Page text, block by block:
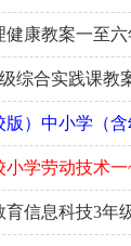
健康教案一至
综合实践课教
版）中小学（
小学劳动技术
育信息科技3